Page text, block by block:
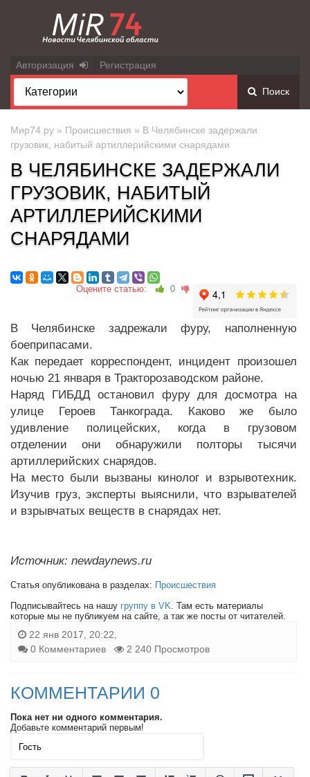
Авторизация Регистрация
Поиск
Мир74.ру » Происшествия » В Челябинске задержали
грузовик, набитый артиллерийскими снарядами
В ЧЕЛЯБИНСКЕ ЗАДЕРЖАЛИ
ГРУЗОВИК, НАБИТЫЙ
АРТИЛЛЕРИЙСКИМИ
СНАРЯДАМИ
Оцените статью: 0
В Челябинске задрежали фуру, наполненную
боеприпасами.
Как передает корреспондент, инцидент произошел
ночью 21 января в Тракторозаводском районе.
Наряд ГИБДД остановил фуру для досмотра на
улице Героев Танкограда. Каково же было
удивление полицейских, когда в грузовом
отделении они обнаружили полторы тысячи
артиллерийских снарядов.
На место были вызваны кинолог и взрывотехник.
Изучив груз, эксперты выяснили, что взрывателей
и взрывчатых веществ в снарядах нет.
Источник: newdaynews.ru
Статья опубликована в разделах: Происшествия
Подписывайтесь на нашу группу в VK. Там есть материалы
которые мы не публикуем на сайте, а так же посты от читателей.
22 янв 2017, 20:22,
0 Комментариев
2 240 Просмотров
КОММЕНТАРИИ 0
Пока нет ни одного комментария.
Добавьте комментарий первым!